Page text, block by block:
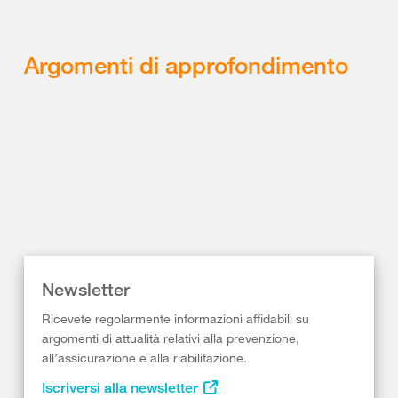
Argomenti di approfondimento
Newsletter
Ricevete regolarmente informazioni affidabili su
argomenti di attualità relativi alla prevenzione,
all’assicurazione e alla riabilitazione.
Iscriversi alla newsletter